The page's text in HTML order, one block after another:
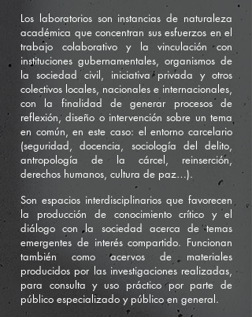
Los laboratorios son instancias de naturaleza
académica que concentran sus esfuerzos en el
trabajo colaborativo y la vinculación con
instituciones gubernamentales, organismos de
la sociedad civil, iniciativa privada y otros
colectivos locales, nacionales e internacionales,
con la finalidad de generar procesos de
reflexión, diseño o intervención sobre un tema
en común, en este caso: el entorno carcelario
(seguridad, docencia, sociología del delito,
antropología de la cárcel, reinserción,
derechos humanos, cultura de paz…).
Son espacios interdisciplinarios que favorecen
la producción de conocimiento crítico y el
diálogo con la sociedad acerca de temas
emergentes de interés compartido. Funcionan
también como acervos de materiales
producidos por las investigaciones realizadas,
para consulta y uso práctico por parte de
público especializado y público en general.